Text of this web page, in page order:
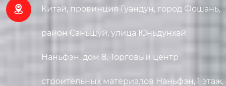
 Китай, провинция Гуандун, город Фошань,
район Саньшуй, улица Юньдунхай
Наньфэн, дом 8, Торговый центр
строительных материалов Наньфэн, 1 этаж,